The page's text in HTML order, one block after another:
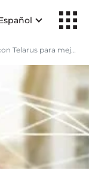
para mejorar la conectividad